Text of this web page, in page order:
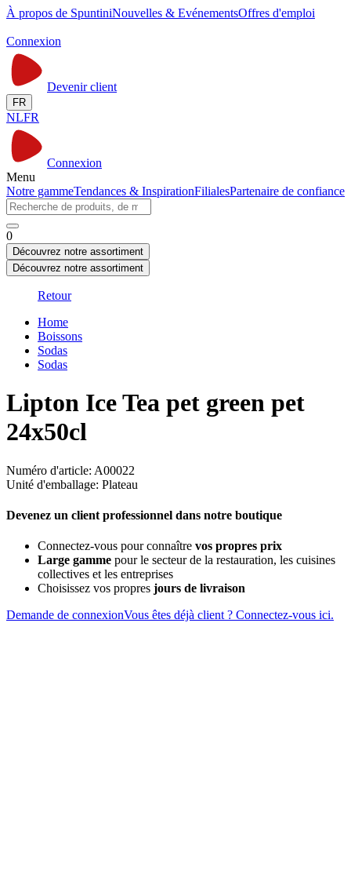
À propos de SpuntiniNouvelles & EvénementsOffres d'emploi
Connexion
Devenir client
FR
NLFR
Connexion
Menu
Notre gammeTendances & InspirationFilialesPartenaire de confiance
0
Découvrez notre assortiment
Découvrez notre assortiment
Retour
Home
Boissons
Sodas
Sodas
Lipton Ice Tea pet green pet
24x50cl
Numéro d'article: A00022
Unité d'emballage: Plateau
Devenez un client professionnel dans notre boutique
Connectez-vous pour connaître vos propres prix
Large gamme pour le secteur de la restauration, les cuisines
collectives et les entreprises
Choisissez vos propres jours de livraison
Demande de connexionVous êtes déjà client ? Connectez-vous ici.